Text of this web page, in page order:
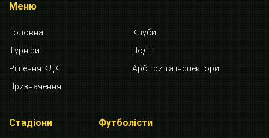
Меню
Головна
Клуби
Турніри
Події
Рішення КДК
Арбітри та інспектори
Призначення
Стадіони Футболісти